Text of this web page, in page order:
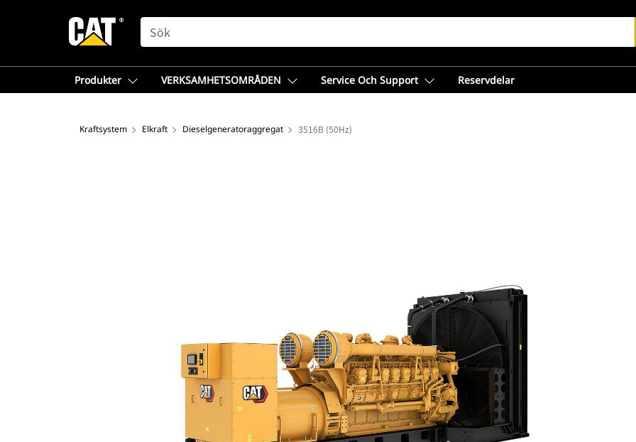
SEARCH
Produkter VERKSAMHETSOMRÅDEN Service Och Support Reservdelar
Kraftsystem Elkraft Dieselgeneratoraggregat 3516B (50Hz)